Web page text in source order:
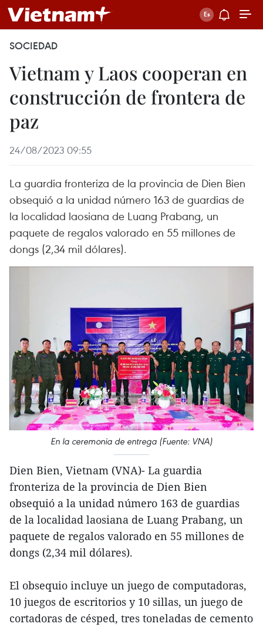
SOCIEDAD
Vietnam y Laos cooperan en
construcción de frontera de
paz
24/08/2023 09:55
La guardia fronteriza de la provincia de Dien Bien
obsequió a la unidad número 163 de guardias de
la localidad laosiana de Luang Prabang, un
paquete de regalos valorado en 55 millones de
dongs (2,34 mil dólares).
En la ceremonia de entrega (Fuente: VNA)
Dien Bien, Vietnam (VNA)- La guardia
fronteriza de la provincia de Dien Bien
obsequió a la unidad número 163 de guardias
de la localidad laosiana de Luang Prabang, un
paquete de regalos valorado en 55 millones de
dongs (2,34 mil dólares).
El obsequio incluye un juego de computadoras,
10 juegos de escritorios y 10 sillas, un juego de
cortadoras de césped, tres toneladas de cemento